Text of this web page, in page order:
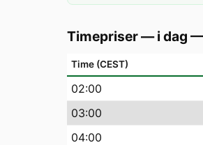
Timepriser — i dag
Time (CEST)
02:00
03:00
04:00